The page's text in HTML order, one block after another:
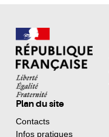
Plan du site
Contacts
Infos pratiques